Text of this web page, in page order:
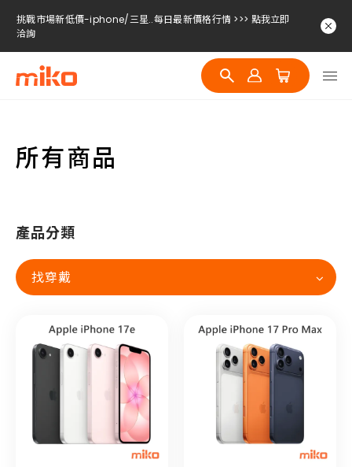
挑戰市場新低價-iphone/三星..每日最新價格行情 >>> 點我立即
洽詢
挑戰市場新低價-iphone/三星..每日最新價格行情 >>> 點我立即
洽詢
挑戰市場新低價-iphone/三星..每日最新價格行情 >>> 點我立即
所有商品
產品分類
找穿戴